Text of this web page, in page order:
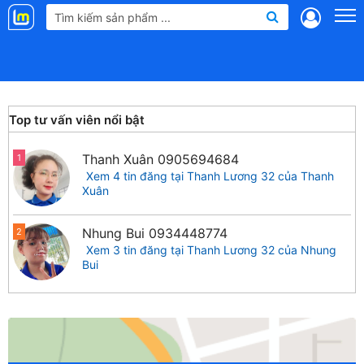
Landmap
Top tư vấn viên nổi bật
1 Thanh Xuân 0905694684
Xem 4 tin đăng tại Thanh Lương 32 của Thanh
Xuân
2 Nhung Bui 0934448774
Xem 3 tin đăng tại Thanh Lương 32 của Nhung
Bui